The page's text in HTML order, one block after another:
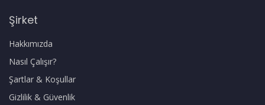
Şirket
Hakkımızda
Nasıl Çalışır?
Şartlar & Koşullar
Gizlilik & Güvenlik